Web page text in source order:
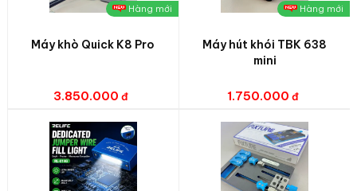
Hàng mới
Máy khò Quick K8 Pro
3.850.000
Hàng mới
Máy hút khói TBK 638
mini
1.750.000